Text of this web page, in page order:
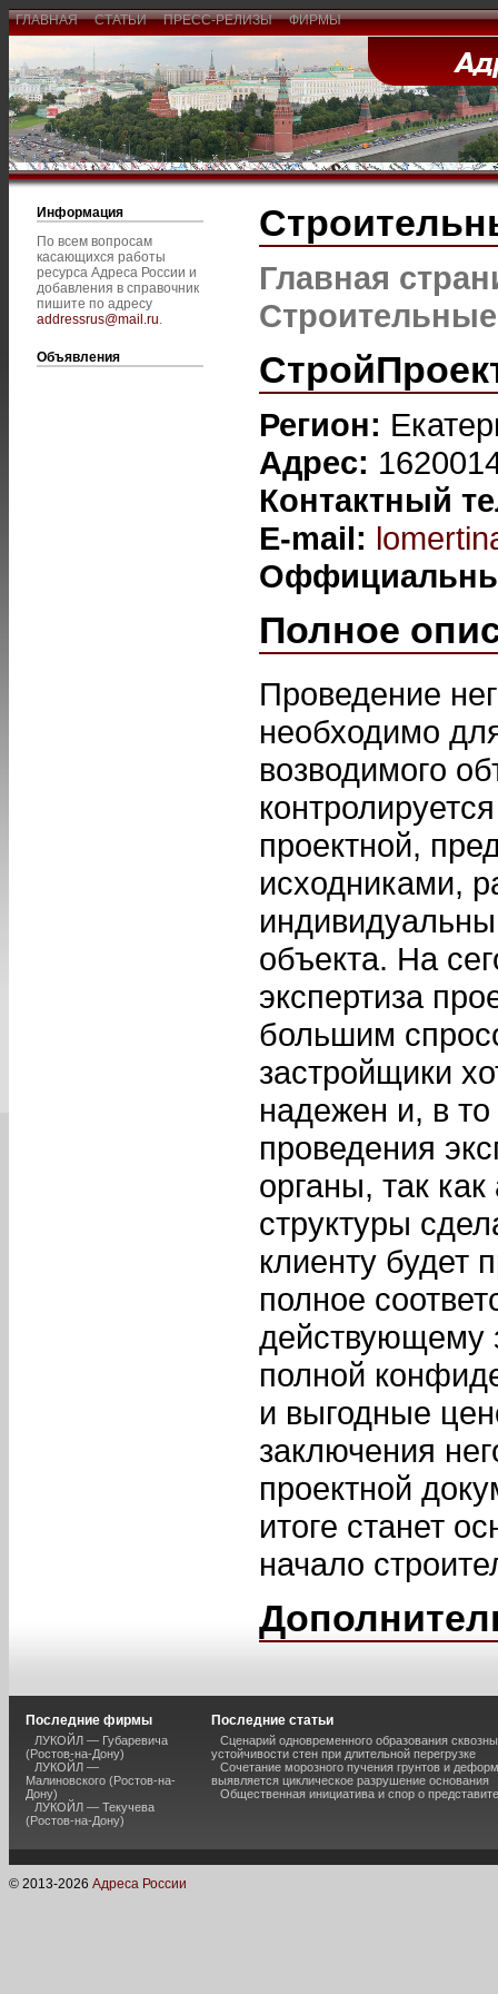
ГЛАВНАЯ СТАТЬИ ПРЕСС-РЕЛИЗЫ ФИРМЫ
Информация
По всем вопросам
касающихся работы
ресурса Адреса России и
добавления в справочник
пишите по адресу
addressrus@mail.ru.
Объявления
Главная
Строительные
Регион:
Адрес:
Контактный
E-mail:
Полное
Проведение
необходимо
возводимого
проектной,
исходниками,
объекта. На
экспертиза
большим
застройщики
надежен и, в
проведения
органы, так
структуры
клиенту будет
полное
действующему
полной
и выгодные
заключения
проектной
итоге станет
начало
Последние фирмы
ЛУКОЙЛ — Губаревича
(Ростов-на-Дону)
ЛУКОЙЛ —
Малиновского (Ростов-на-
Дону)
ЛУКОЙЛ — Текучева
(Ростов-на-Дону)
Последние статьи
Сценарий одновременного образования
устойчивости стен при длительной перегрузке
Сочетание морозного пучения грунтов и
выявляется циклическое разрушение основания
Общественная инициатива и спор о
© 2013-2026 Адреса России